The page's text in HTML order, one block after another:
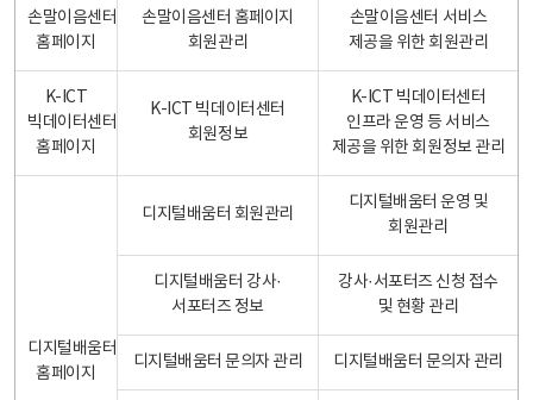
손말이음센터
홈페이지
손말이음센터 홈페이지
회원관리
손말이음센터 서비스
제공을 위한 회원관리
K-ICT
빅데이터센터
홈페이지
K-ICT 빅데이터센터
회원정보
K-ICT 빅데이터센터
인프라 운영 등 서비스
제공을 위한 회원정보 관리
디지털배움터
홈페이지
디지털배움터 회원관리
디지털배움터 운영 및
회원관리
디지털배움터 강사·
서포터즈 정보
강사·서포터즈 신청 접수
및 현황 관리
디지털배움터 문의자 관리 디지털배움터 문의자 관리